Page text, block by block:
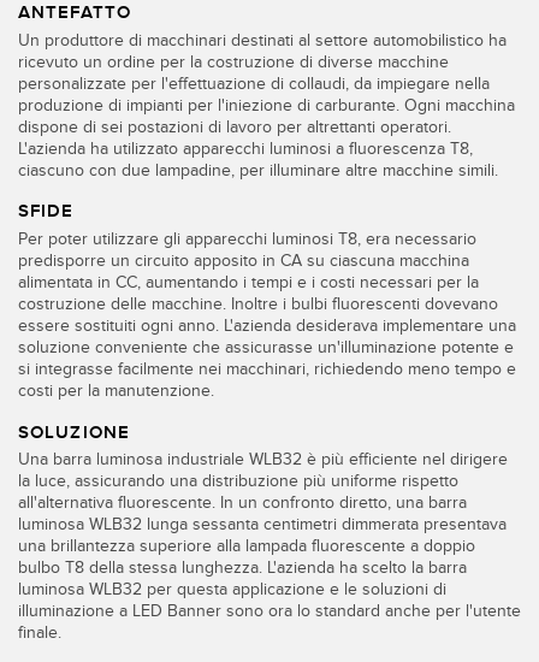
Sensori multiraggio e sensori a raggio ampio
Sensori di monitoraggio delle condizioni
Sensori di monitoraggio delle condizioni wireless
Sensori di vibrazioni
ACCESSORI
ACCESSORI
Convertitori
Set cavo
SOFTWARE
Software di configurazione dei sensori wireless
Software interfaccia utente sensore
Software per sensori di misura Banner
LINK CORRELATI
Lavaggio
IO-Link
ANTEFATTO
Un produttore di macchinari destinati al settore automobilistico ha
ricevuto un ordine per la costruzione di diverse macchine
personalizzate per l'effettuazione di collaudi, da impiegare nella
produzione di impianti per l'iniezione di carburante. Ogni macchina
dispone di sei postazioni di lavoro per altrettanti operatori.
L'azienda ha utilizzato apparecchi luminosi a fluorescenza T8,
ciascuno con due lampadine, per illuminare altre macchine simili.
SFIDE
Per poter utilizzare gli apparecchi luminosi T8, era necessario
predisporre un circuito apposito in CA su ciascuna macchina
alimentata in CC, aumentando i tempi e i costi necessari per la
costruzione delle macchine. Inoltre i bulbi fluorescenti dovevano
essere sostituiti ogni anno. L'azienda desiderava implementare una
soluzione conveniente che assicurasse un'illuminazione potente e
si integrasse facilmente nei macchinari, richiedendo meno tempo e
costi per la manutenzione.
SOLUZIONE
Una barra luminosa industriale WLB32 è più efficiente nel dirigere
la luce, assicurando una distribuzione più uniforme rispetto
all'alternativa fluorescente. In un confronto diretto, una barra
luminosa WLB32 lunga sessanta centimetri dimmerata presentava
una brillantezza superiore alla lampada fluorescente a doppio
bulbo T8 della stessa lunghezza. L'azienda ha scelto la barra
luminosa WLB32 per questa applicazione e le soluzioni di
illuminazione a LED Banner sono ora lo standard anche per l'utente
finale.